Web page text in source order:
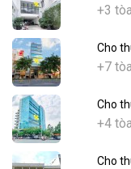
+3
Cho
+7
Cho
+4
Cho